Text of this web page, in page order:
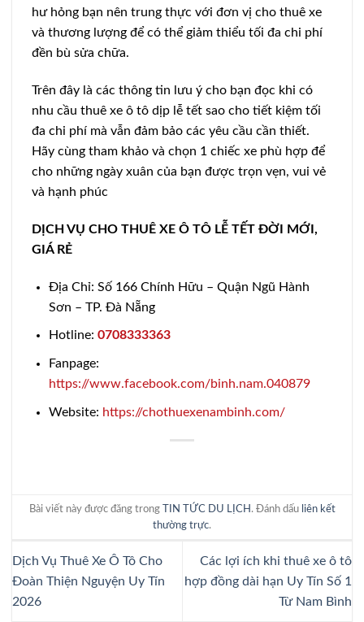
hư hỏng bạn nên trung thực với đơn vị cho thuê xe
và thương lượng để có thể giảm thiểu tối đa chi phí
đền bù sửa chữa.
Trên đây là các thông tin lưu ý cho bạn đọc khi có
nhu cầu thuê xe ô tô dịp lễ tết sao cho tiết kiệm tối
đa chi phí mà vẫn đảm bảo các yêu cầu cần thiết.
Hãy cùng tham khảo và chọn 1 chiếc xe phù hợp để
cho những ngày xuân của bạn được trọn vẹn, vui vẻ
và hạnh phúc
DỊCH VỤ CHO THUÊ XE Ô TÔ LỄ TẾT ĐỜI MỚI,
GIÁ RẺ
Địa Chỉ: Số 166 Chính Hữu – Quận Ngũ Hành
Sơn – TP. Đà Nẵng
Hotline: 0708333363
Fanpage:
https://www.facebook.com/binh.nam.040879
Website: https://chothuexenambinh.com/
Bài viết này được đăng trong TIN TỨC DU LỊCH . Đánh dấu liên kết
thường trực.
Dịch Vụ Thuê Xe Ô Tô Cho
Đoàn Thiện Nguyện Uy Tín
2026
Các lợi ích khi thuê xe ô tô
hợp đồng dài hạn Uy Tín Số 1
Từ Nam Bình